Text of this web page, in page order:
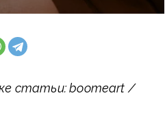
статьи: boomeart /